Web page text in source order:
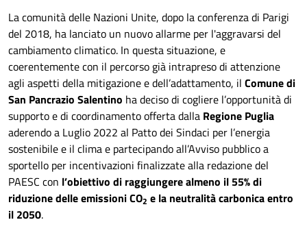
La comunità delle Nazioni Unite, dopo la conferenza di Parigi
del 2018, ha lanciato un nuovo allarme per l'aggravarsi del
cambiamento climatico. In questa situazione, e
coerentemente con il percorso già intrapreso di attenzione
agli aspetti della mitigazione e dell’adattamento, il Comune di
San Pancrazio Salentino ha deciso di cogliere l’opportunità di
supporto e di coordinamento offerta dalla Regione Puglia
aderendo a Luglio 2022 al Patto dei Sindaci per l’energia
sostenibile e il clima e partecipando all’Avviso pubblico a
sportello per incentivazioni finalizzate alla redazione del
PAESC con l’obiettivo di raggiungere almeno il 55% di
riduzione delle emissioni CO2 e la neutralità carbonica entro
il 2050.